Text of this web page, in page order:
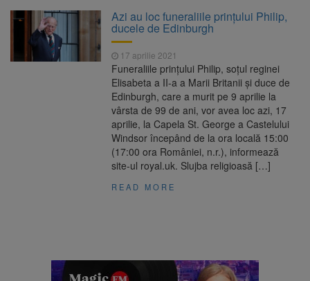
Piața Star din Brașov au fost demolate
7 august 2026
Platforma Belvedere de pe
Tâmpa intră în renovare. Contract de peste 1
milion de lei și termen de trei luni
Unul dintre cele mai mari
parcuri ale Brașovului va fi amenajat în
Bartolomeu-Avantgarden. Contractul a fost
Trafic blocat pe DN1E Brașov
– Poiana Brașov după un accident. Două
Azi au loc funeraliile prințului Philip,
ducele de Edinburgh
17 aprilie 2021
Funeraliile prinţului Philip, soţul reginei
Elisabeta a II-a a Marii Britanii şi duce de
Edinburgh, care a murit pe 9 aprilie la
vârsta de 99 de ani, vor avea loc azi, 17
aprilie, la Capela St. George a Castelului
Windsor începând de la ora locală 15:00
(17:00 ora României, n.r.), informează
site-ul royal.uk. Slujba religioasă […]
READ MORE